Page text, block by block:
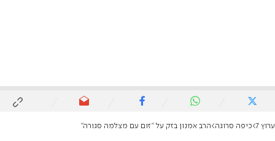
ערוץ 7 כיפה סרוגה הרב אמנון בזק על "זום עם מצלמה סגורה"